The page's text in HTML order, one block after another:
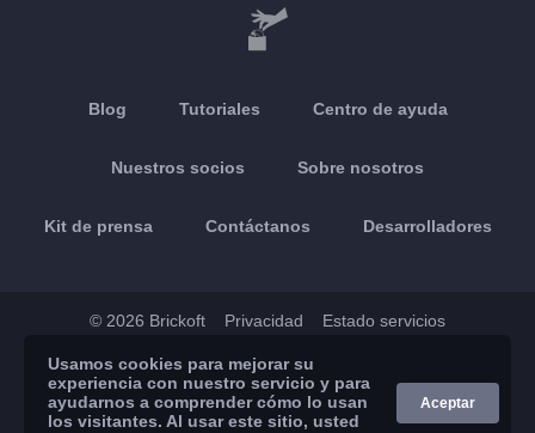
Blog Tutoriales Centro de ayuda
Nuestros socios Sobre nosotros
Kit de prensa Contáctanos Desarrolladores
© 2026 Brickoft Privacidad Estado servicios
App Store Google Play
Usamos cookies para mejorar su
experiencia con nuestro servicio y para
ayudarnos a comprender cómo lo usan
los visitantes. Al usar este sitio, usted
Aceptar